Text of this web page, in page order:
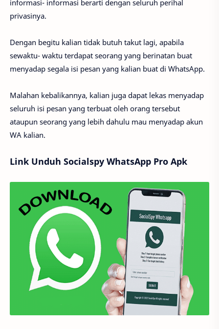
informasi- informasi berarti dengan seluruh perihal
privasinya.
Dengan begitu kalian tidak butuh takut lagi, apabila
sewaktu- waktu terdapat seorang yang berinatan buat
menyadap segala isi pesan yang kalian buat di WhatsApp.
Malahan kebalikannya, kalian juga dapat lekas menyadap
seluruh isi pesan yang terbuat oleh orang tersebut
ataupun seorang yang lebih dahulu mau menyadap akun
WA kalian.
Link Unduh Socialspy WhatsApp Pro Apk